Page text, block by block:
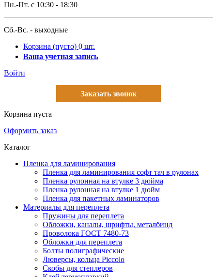
Пн.-Пт. с 10:30 - 18:30
Сб.-Вс. - выходные
Корзина (пусто) 0 шт.
Ваша учетная запись
Войти
Заказать звонок
Корзина пуста
Оформить заказ
Каталог
Пленка для ламинирования
Пленка для ламинирования софт тач в рулонах
Пленка рулонная на втулке 3 дюйма
Пленка рулонная на втулке 1 дюйм
Пленка для пакетных ламинаторов
Материалы для переплета
Пружины для переплета
Обложки, каналы, шрифты, металбинд
Проволока ГОСТ 7480-73
Обложки для переплета
Болты полиграфические
Люверсы, кольца Piccolo
Скобы для степлеров